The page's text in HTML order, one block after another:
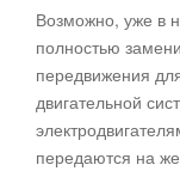
Возможно, уже в
полностью
передвижения
двигательной
передаются на